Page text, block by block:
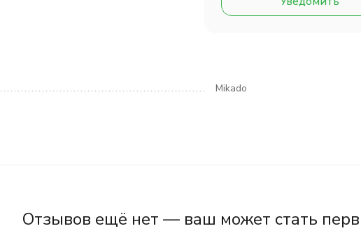
Mikado
Отзывов ещё нет — ваш может стать